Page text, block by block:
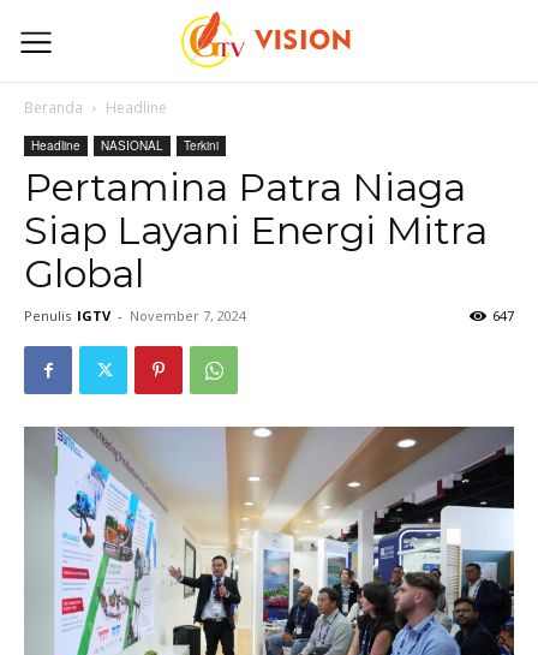
Beranda Headline
Headline NASIONAL Terkini
Pertamina Patra Niaga
Siap Layani Energi Mitra
Global
Penulis IGTV - November 7, 2024 647